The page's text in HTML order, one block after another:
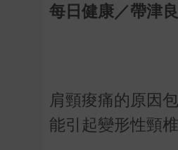
每日健康／帶津
肩頸痠痛的原因
能引起變形性頸